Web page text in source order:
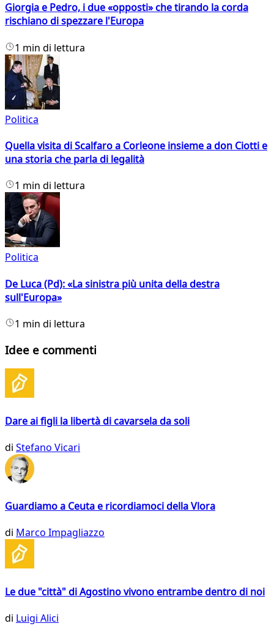
Giorgia e Pedro, i due «opposti» che tirando la corda
rischiano di spezzare l'Europa
1 min di lettura
Politica
Quella visita di Scalfaro a Corleone insieme a don Ciotti e
una storia che parla di legalità
1 min di lettura
Politica
De Luca (Pd): «La sinistra più unita della destra
sull'Europa»
1 min di lettura
Idee e commenti
Dare ai figli la libertà di cavarsela da soli
di Stefano Vicari
Guardiamo a Ceuta e ricordiamoci della Vlora
di Marco Impagliazzo
Le due "città" di Agostino vivono entrambe dentro di noi
di Luigi Alici